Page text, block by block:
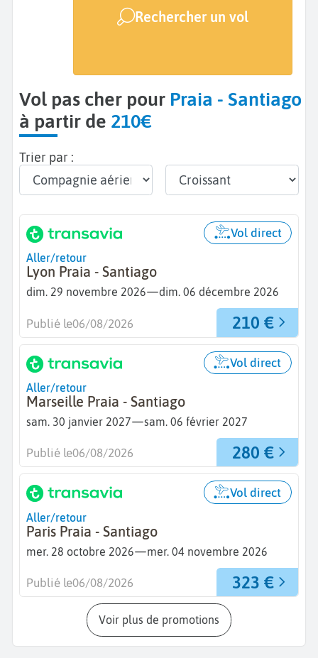
Rechercher un vol
Vol pas cher pour Praia - Santiago
à partir de 210€
Trier par :
Aller/retour
Lyon Praia - Santiago
dim. 29 novembre 2026—dim. 06 décembre 2026
Vol direct
210 €
Publié le06/08/2026
Aller/retour
Marseille Praia - Santiago
sam. 30 janvier 2027—sam. 06 février 2027
Vol direct
280 €
Publié le06/08/2026
Aller/retour
Paris Praia - Santiago
mer. 28 octobre 2026—mer. 04 novembre 2026
Vol direct
323 €
Publié le06/08/2026
Voir plus de promotions